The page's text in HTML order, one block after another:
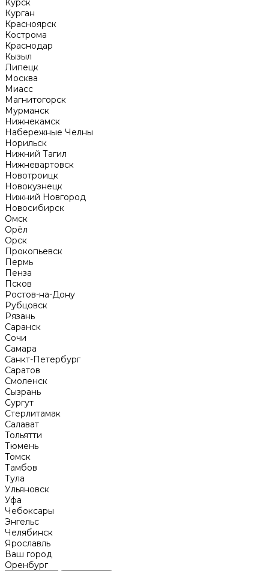
Курск
Курган
Красноярск
Кострома
Краснодар
Кызыл
Липецк
Москва
Миасс
Магнитогорск
Мурманск
Нижнекамск
Набережные Челны
Норильск
Нижний Тагил
Нижневартовск
Новотроицк
Новокузнецк
Нижний Новгород
Новосибирск
Омск
Орёл
Орск
Прокопьевск
Пермь
Пенза
Псков
Ростов-на-Дону
Рубцовск
Рязань
Саранск
Сочи
Самара
Санкт-Петербург
Саратов
Смоленск
Сызрань
Сургут
Стерлитамак
Салават
Тольятти
Тюмень
Томск
Тамбов
Тула
Ульяновск
Уфа
Чебоксары
Энгельс
Челябинск
Ярославль
Ваш город
Оренбург